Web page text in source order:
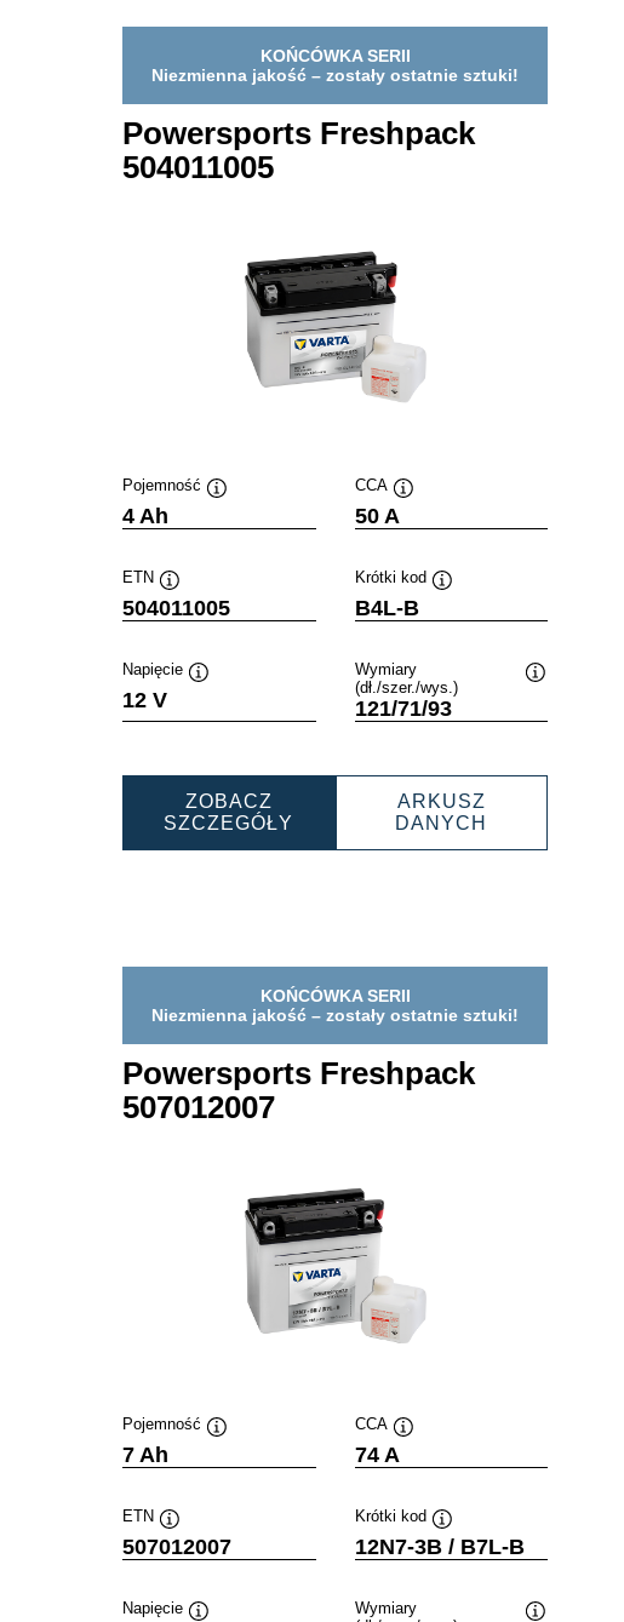
KOŃCÓWKA SERII
Niezmienna jakość – zostały ostatnie sztuki!
Powersports Freshpack
504011005
Pojemność
4 Ah
CCA
50 A
ETN
Podpowiedz
504011005
Krótki kod
B4L-B
Napięcie
12 V
Wymiary
(dł./szer./wys.)
121/71/93
ZOBACZ
SZCZEGÓŁY POWERSPORTS
ARKUSZ
DANYCH
KOŃCÓWKA SERII
Niezmienna jakość – zostały ostatnie sztuki!
Powersports Freshpack
507012007
Pojemność
7 Ah
CCA
74 A
ETN
Podpowiedz
507012007
Krótki kod
Podpowiedz
12N7-3B / B7L-B
Napięcie
Wymiary